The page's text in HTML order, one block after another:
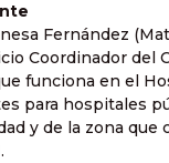
Fernández
Coordinador del
funciona en el
para hospitales
y de la zona que